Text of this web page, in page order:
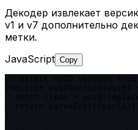
Декодер извлекает
v1 и v7 дополнительно
метки.
JavaScript Copy
// Detect UUID version